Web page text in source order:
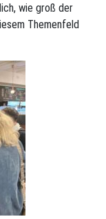
wie groß der
Themenfeld